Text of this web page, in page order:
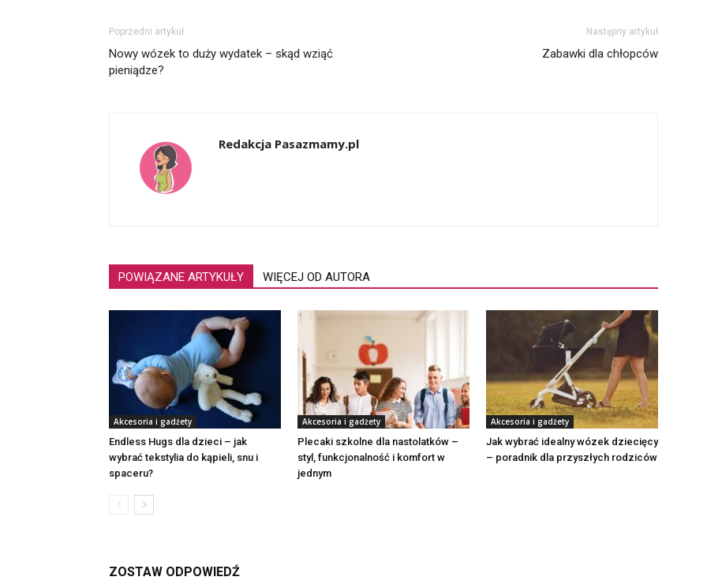
Poprzedni artykuł
Nowy wózek to duży wydatek – skąd wziąć
pieniądze?
Następny artykuł
Zabawki dla chłopców
Redakcja Pasazmamy.pl
POWIĄZANE ARTYKUŁY WIĘCEJ OD AUTORA
Akcesoria i gadżety
Endless Hugs dla dzieci – jak
wybrać tekstylia do kąpieli, snu i
spaceru?
Akcesoria i gadżety
Plecaki szkolne dla nastolatków –
styl, funkcjonalność i komfort w
jednym
Akcesoria i gadżety
Jak wybrać idealny wózek dziecięcy
– poradnik dla przyszłych rodziców
ZOSTAW ODPOWIEDŹ